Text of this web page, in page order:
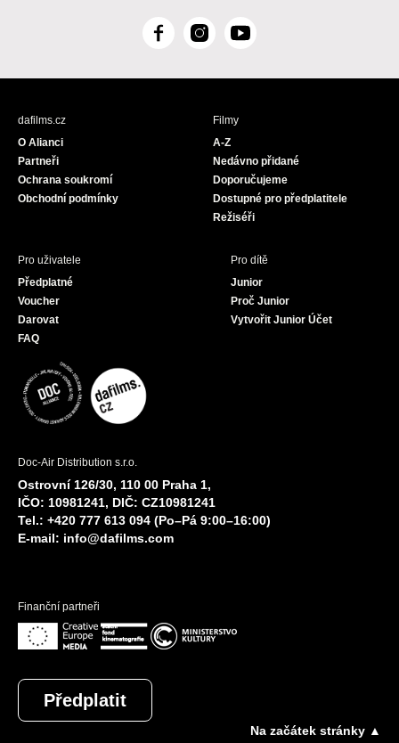
F
c
I
s
Y
u
dafilms.cz
O Alianci
Partneři
Ochrana soukromí
Obchodní podmínky
Filmy
A-Z
Nedávno přidané
Doporučujeme
Dostupné pro předplatitele
Režiséři
Pro uživatele
Předplatné
Voucher
Darovat
FAQ
Pro dítě
Junior
Proč Junior
Vytvořit Junior Účet
Doc-Air Distribution s.r.o.
Ostrovní 126/30, 110 00 Praha 1,
IČO: 10981241, DIČ: CZ10981241
Tel.: +420 777 613 094 (Po–Pá 9:00–16:00)
E-mail: info@dafilms.com
Finanční partneři
Předplatit
Na začátek stránky ▲